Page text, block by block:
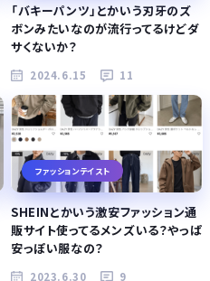
「バキーパンツ」とかいう刃牙のズ
ボンみたいなのが流行ってるけどダ
サくないか？
2024.6.15 11
ファッションテイスト
SHEINとかいう激安ファッション通
販サイト使ってるメンズいる？やっぱ
安っぽい服なの？
2023.6.30 9